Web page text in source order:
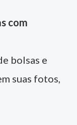
com
bolsas e
suas fotos,